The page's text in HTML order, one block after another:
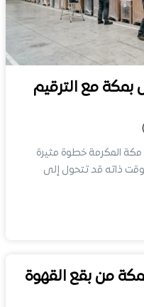
مع الترقيم
المكرمة خطوة مثيرة
ذاته قد تتحول إلى
من بقع القهوة